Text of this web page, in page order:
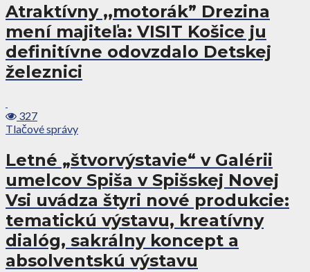
Atraktívny ,,motorák” Drezina
mení majiteľa: VISIT Košice ju
definitívne odovzdalo Detskej
železnici
327
Tlačové správy
Letné „štvorvýstavie“ v Galérii
umelcov Spiša v Spišskej Novej
Vsi uvádza štyri nové produkcie:
tematickú výstavu, kreatívny
dialóg, sakrálny koncept a
absolventskú výstavu